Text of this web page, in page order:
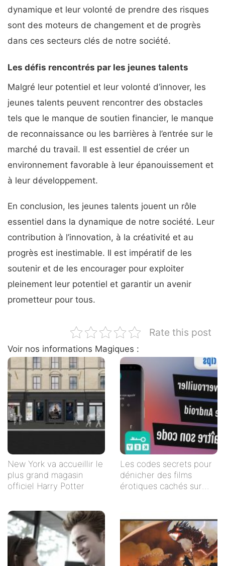
dynamique et leur volonté de prendre des risques
sont des moteurs de changement et de progrès
dans ces secteurs clés de notre société.
Les défis rencontrés par les jeunes talents
Malgré leur potentiel et leur volonté d’innover, les
jeunes talents peuvent rencontrer des obstacles
tels que le manque de soutien financier, le manque
de reconnaissance ou les barrières à l’entrée sur le
marché du travail. Il est essentiel de créer un
environnement favorable à leur épanouissement et
à leur développement.
En conclusion, les jeunes talents jouent un rôle
essentiel dans la dynamique de notre société. Leur
contribution à l’innovation, à la créativité et au
progrès est inestimable. Il est impératif de les
soutenir et de les encourager pour exploiter
pleinement leur potentiel et garantir un avenir
prometteur pour tous.
Rate this post
Voir nos informations Magiques :
New York va accueillir le
plus grand magasin
officiel Harry Potter
Les codes secrets pour
dénicher des films
érotiques cachés sur